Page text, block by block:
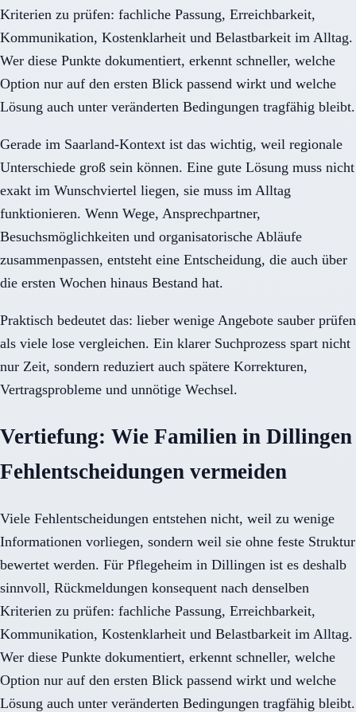
Kriterien zu prüfen: fachliche Passung, Erreichbarkeit,
Kommunikation, Kostenklarheit und Belastbarkeit im Alltag.
Wer diese Punkte dokumentiert, erkennt schneller, welche
Option nur auf den ersten Blick passend wirkt und welche
Lösung auch unter veränderten Bedingungen tragfähig bleibt.
Gerade im Saarland-Kontext ist das wichtig, weil regionale
Unterschiede groß sein können. Eine gute Lösung muss nicht
exakt im Wunschviertel liegen, sie muss im Alltag
funktionieren. Wenn Wege, Ansprechpartner,
Besuchsmöglichkeiten und organisatorische Abläufe
zusammenpassen, entsteht eine Entscheidung, die auch über
die ersten Wochen hinaus Bestand hat.
Praktisch bedeutet das: lieber wenige Angebote sauber prüfen
als viele lose vergleichen. Ein klarer Suchprozess spart nicht
nur Zeit, sondern reduziert auch spätere Korrekturen,
Vertragsprobleme und unnötige Wechsel.
Vertiefung: Wie Familien in Dillingen
Fehlentscheidungen vermeiden
Viele Fehlentscheidungen entstehen nicht, weil zu wenige
Informationen vorliegen, sondern weil sie ohne feste Struktur
bewertet werden. Für Pflegeheim in Dillingen ist es deshalb
sinnvoll, Rückmeldungen konsequent nach denselben
Kriterien zu prüfen: fachliche Passung, Erreichbarkeit,
Kommunikation, Kostenklarheit und Belastbarkeit im Alltag.
Wer diese Punkte dokumentiert, erkennt schneller, welche
Option nur auf den ersten Blick passend wirkt und welche
Lösung auch unter veränderten Bedingungen tragfähig bleibt.